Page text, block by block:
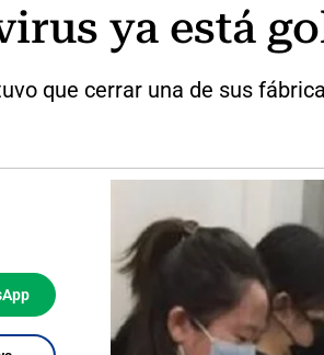
ya está
que cerrar una de sus